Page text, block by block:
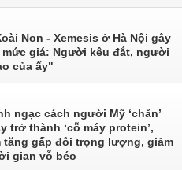
Non - Xemesis ở Hà Nội gây
giá: Người kêu đắt, người
của ấy"
ngạc cách người Mỹ ‘chăn’
trở thành ‘cỗ máy protein’,
tăng gấp đôi trọng lượng, giảm
gian vỗ béo